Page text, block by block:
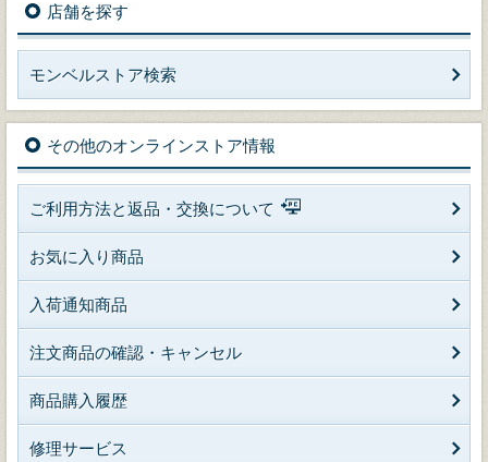
店舗を探す
モンベルストア検索
その他のオンラインストア情報
ご利用方法と返品・交換について
お気に入り商品
入荷通知商品
注文商品の確認・キャンセル
商品購入履歴
修理サービス